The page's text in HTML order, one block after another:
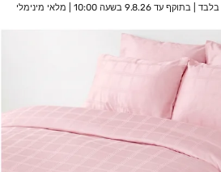
המבצע תקף באתר בלבד | על הפריטים משתתפים במבצע | 18% הנחה אקסטרה על היתרה מתעדכנת אוטו' בסל הקניות | לא כולל קטגוריית אאוטלט | לא כולל כפל קופונים, הטבות ומבצעים | בכפוף לתקנון האתר | התמונה להמחשה בלבד | בתוקף עד 9.8.26 בשעה 10:00 | מלאי מינימלי